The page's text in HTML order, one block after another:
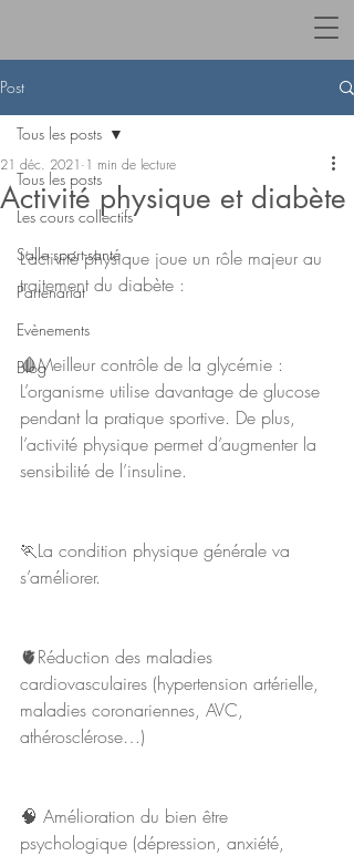
Post
Tous les posts
Les cours collectifs
Salle sport-santé
Partenariat
Evènements
Blog
Tous les posts
Activité physique et diabète
21 déc. 2021 1 min de lecture
L’activité physique joue un rôle majeur au
traitement du diabète :
🩸Meilleur contrôle de la glycémie :
L’organisme utilise davantage de glucose
pendant la pratique sportive. De plus,
l’activité physique permet d’augmenter la
sensibilité de l’insuline.
🏃La condition physique générale va
s’améliorer.
🫀Réduction des maladies
cardiovasculaires (hypertension artérielle,
maladies coronariennes, AVC,
athérosclérose…)
🧠 Amélioration du bien être
psychologique (dépression, anxiété,